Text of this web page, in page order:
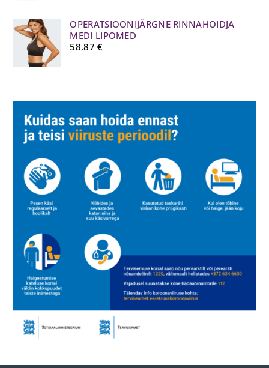
OPERATSIOONIJÄRGNE RINNAHOIDJA
MEDI LIPOMED
58.87€